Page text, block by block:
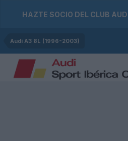
HAZTE SOCIO DEL CLUB
Audi A3 8L (1996-2003)